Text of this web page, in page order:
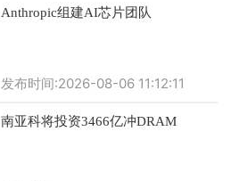
Anthropic组建AI芯片团队
发布时间:2026-08-06 11:12:11
南亚科将投资3466亿冲DRAM